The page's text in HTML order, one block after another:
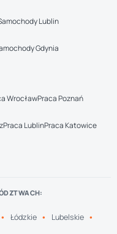
Lublin
Gdynia
WrocławPraca Poznań
Praca LublinPraca Katowice
Łódzkie Lubelskie